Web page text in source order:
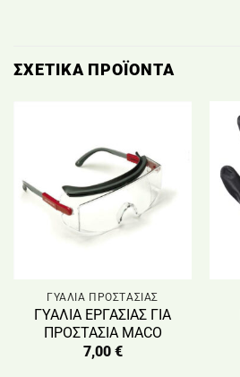
ΣΧΕΤΙΚΆ ΠΡΟΪΌΝΤΑ
ΓΥΑΛΙΑ ΠΡΟΣΤΑΣΙΑΣ
ΓΥΑΛΙΑ ΕΡΓΑΣΙΑΣ ΓΙΑ
ΠΡΟΣΤΑΣΙΑ MACO
7,00 €